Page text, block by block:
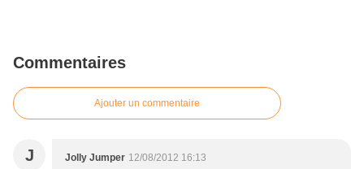
Commentaires
Ajouter un commentaire
J Jolly Jumper 12/08/2012 16:13